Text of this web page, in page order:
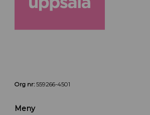
Org nr:559266-4501
Meny